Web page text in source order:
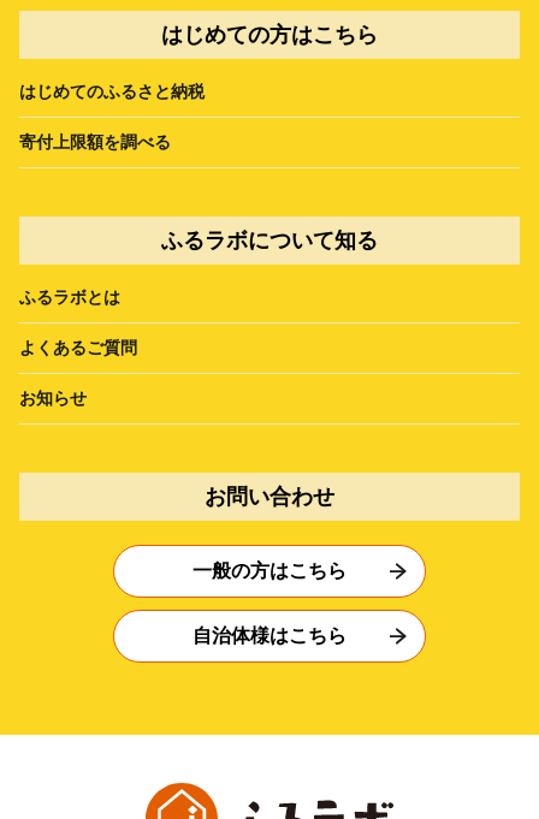
はじめての方はこちら
はじめてのふるさと納税
寄付上限額を調べる
ふるラボについて知る
ふるラボとは
よくあるご質問
お知らせ
お問い合わせ
一般の方はこちら
自治体様はこちら